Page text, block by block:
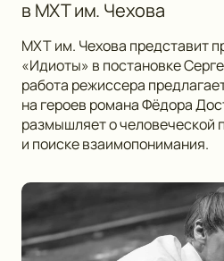
в МХТ им. Чехова
МХТ им. Чехова представит
«Идиоты» в постановке
работа режиссера
на героев романа Фёдора
размышляет о человеческой
и поиске взаимопонимания.